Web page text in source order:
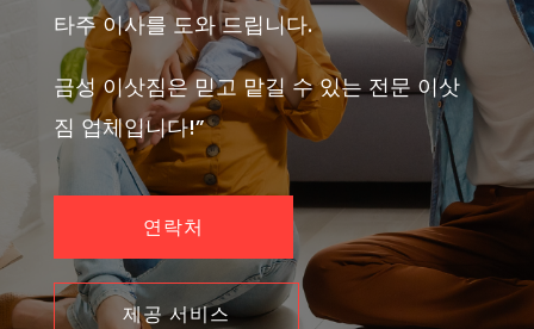
타주 이사를 도와 드립니다.
금성 이삿짐은 믿고 맡길 수 있는 전문 이삿
짐 업체입니다!”
연락처
제공 서비스